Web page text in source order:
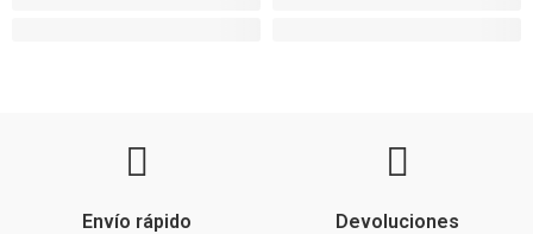
Envío rápido Devoluciones